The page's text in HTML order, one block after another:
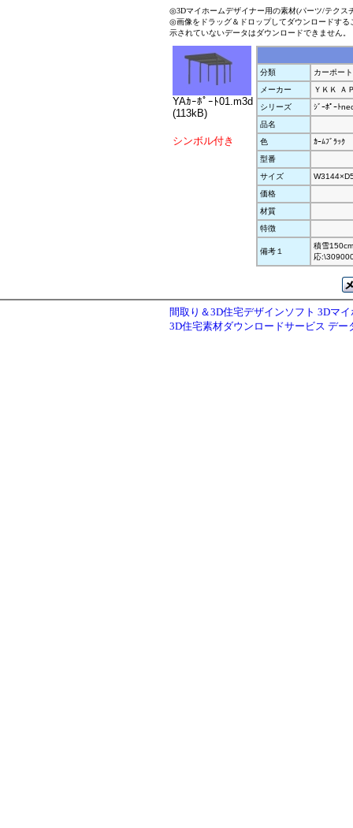
◎3Dマイホームデザイナー用の素材(パーツ/テクス
◎画像をドラッグ＆ドロップしてダウンロードす
示されていないデータはダウンロードできません。
YAｶｰﾎﾟｰﾄ01.m3d
(113kB)
シンボル付き
分類
カーポート
メーカー
ＹＫＫ Ａ
シリーズ
ｼﾞｰﾎﾟｰﾄ
品名
色
ｶｰﾑﾌﾞﾗｯｸ
型番
サイズ
価格
材質
特徴
備考１
積雪
応
間取り＆3D住宅デザインソフト 3Dマ
3D住宅素材ダウンロードサービス デー